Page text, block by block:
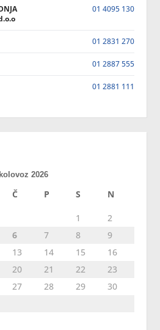
01 4095 130
01 2831 270
01 2887 555
01 2881 111
kolovoz 2026
Č P S N
1
2
6 7 8
9
13 14 15
16
20 21 22
23
27 28 29
30